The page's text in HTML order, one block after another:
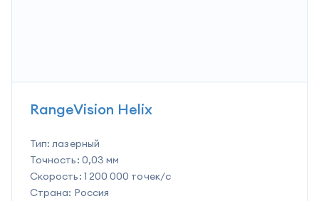
RangeVision Helix
Тип: лазерный
Точность: 0,03 мм
Скорость: 1 200 000 точек/c
Страна: Россия